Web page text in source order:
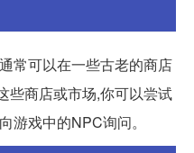
常可以在一些古老的商店
些商店或市场,你可以尝试
游戏中的NPC询问。